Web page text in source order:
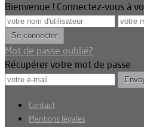
Bienvenue ! Connectez-vous à
Mot de passe oublié?
Récupérer votre mot de passe
Contact
Mentions légales